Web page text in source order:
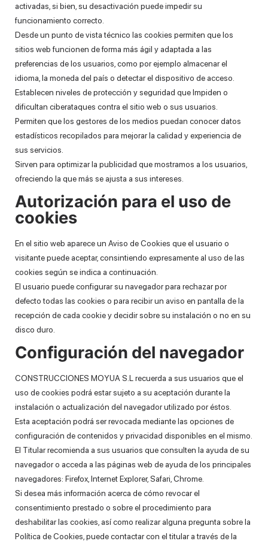
activadas, si bien, su desactivación puede impedir su
funcionamiento correcto.
Desde un punto de vista técnico las cookies permiten que los
sitios web funcionen de forma más ágil y adaptada a las
preferencias de los usuarios, como por ejemplo almacenar el
idioma, la moneda del país o detectar el dispositivo de acceso.
Establecen niveles de protección y seguridad que Impiden o
dificultan ciberataques contra el sitio web o sus usuarios.
Permiten que los gestores de los medios puedan conocer datos
estadísticos recopilados para mejorar la calidad y experiencia de
sus servicios.
Sirven para optimizar la publicidad que mostramos a los usuarios,
ofreciendo la que más se ajusta a sus intereses.
Autorización para el uso de
cookies
En el sitio web aparece un Aviso de Cookies que el usuario o
visitante puede aceptar, consintiendo expresamente al uso de las
cookies según se indica a continuación.
El usuario puede configurar su navegador para rechazar por
defecto todas las cookies o para recibir un aviso en pantalla de la
recepción de cada cookie y decidir sobre su instalación o no en su
disco duro.
Configuración del navegador
CONSTRUCCIONES MOYUA S.L recuerda a sus usuarios que el
uso de cookies podrá estar sujeto a su aceptación durante la
instalación o actualización del navegador utilizado por éstos.
Esta aceptación podrá ser revocada mediante las opciones de
configuración de contenidos y privacidad disponibles en el mismo.
El Titular recomienda a sus usuarios que consulten la ayuda de su
navegador o acceda a las páginas web de ayuda de los principales
navegadores: Firefox, Internet Explorer, Safari, Chrome.
Si desea más información acerca de cómo revocar el
consentimiento prestado o sobre el procedimiento para
deshabilitar las cookies, así como realizar alguna pregunta sobre la
Política de Cookies, puede contactar con el titular a través de la